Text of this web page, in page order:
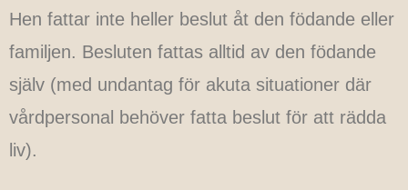
Hen fattar inte heller beslut åt den födande eller
familjen. Besluten fattas alltid av den födande
själv (med undantag för akuta situationer där
vårdpersonal behöver fatta beslut för att rädda
liv).